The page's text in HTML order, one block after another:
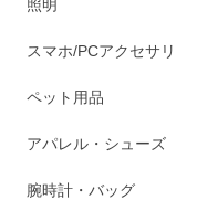
照明
スマホ/PCアクセサリ
ペット用品
アパレル・シューズ
腕時計・バッグ